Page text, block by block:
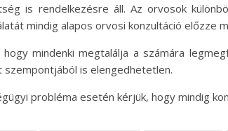
is rendelkezésre áll. Az orvosok
mindig alapos orvosi konzultáció előzze
mindenki megtalálja a számára
szempontjából is elengedhetetlen.
probléma esetén kérjük, hogy mindig